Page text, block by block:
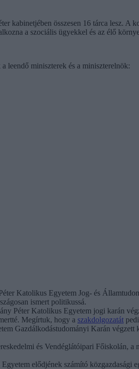
kabinetjében összesen 16 tárca lesz.
a szociális ügyekkel és az élő
leendő miniszterek és a miniszterelnök:
Katolikus Egyetem Jog- és
ismert politikussá.
Péter Katolikus Egyetem jogi karán
Megírtuk, hogy a szakdolgozatát
Gazdálkodástudományi Karán
és Vendéglátóipari Főiskolán, a
elődjének számító közgazdasági